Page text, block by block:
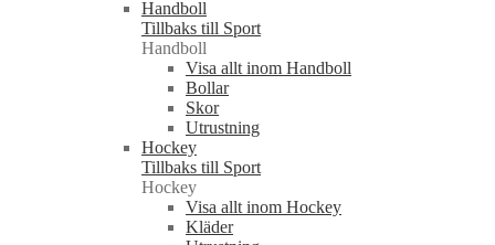
Handboll
Tillbaks till Sport
Handboll
Visa allt inom Handboll
Bollar
Skor
Utrustning
Hockey
Tillbaks till Sport
Hockey
Visa allt inom Hockey
Kläder